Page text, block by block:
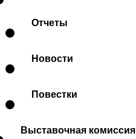
Отчеты
Новости
Повестки
Выставочная комиссия